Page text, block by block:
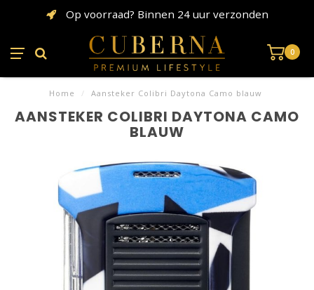
Op voorraad? Binnen 24 uur verzonden
0
Home / Aansteker Colibri Daytona Camo blauw
AANSTEKER COLIBRI DAYTONA CAMO
BLAUW